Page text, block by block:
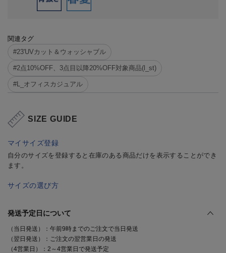
関連タグ
#23'UVカット＆ウォッシャブル
#2点10%OFF、3点目以降20%OFF対象商品(l_st)
#L_オフィスカジュアル
SIZE GUIDE
マイサイズ登録
自分のサイズを登録すると在庫のある商品だけを表示することができ
ます。
サイズの選び方
発送予定日について
（当日発送）：午前9時までのご注文で当日発送
（翌日発送）：ご注文の翌営業日の発送
（4営業日）：2～4営業日で発送予定